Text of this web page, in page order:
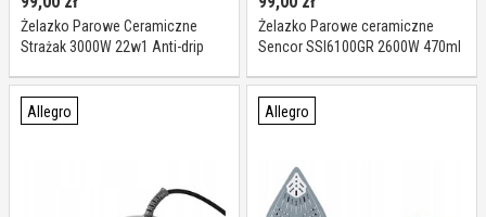
Żelazko Parowe Ceramiczne
Strażak 3000W 22w1 Anti-drip
Żelazko Parowe ceramiczne
Sencor SSI6100GR 2600W 470ml
Allegro Allegro